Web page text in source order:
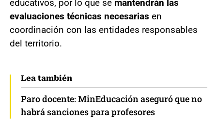
educativos, por lo que se mantendrán las
evaluaciones técnicas necesarias en
coordinación con las entidades responsables
del territorio.
Lea también
Paro docente: MinEducación aseguró que no
habrá sanciones para profesores